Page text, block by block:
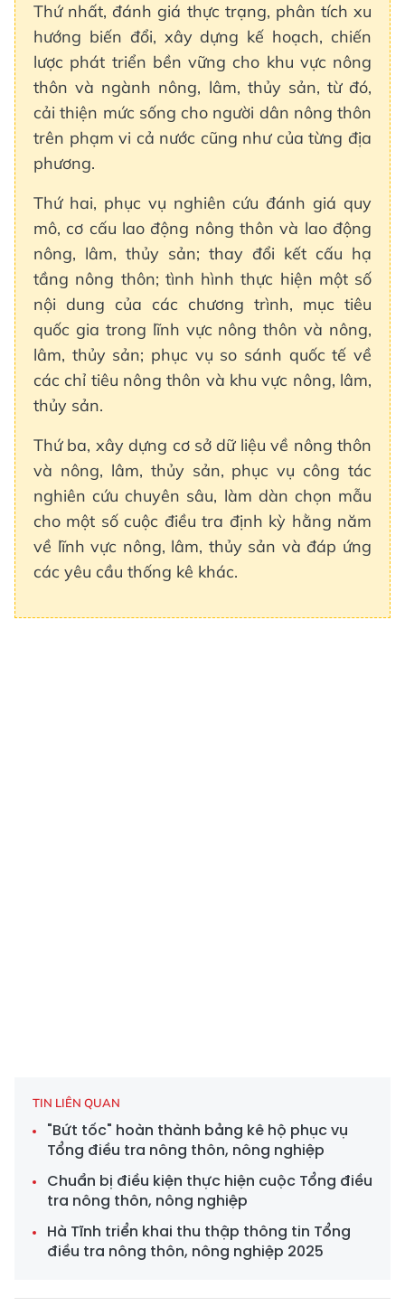
Thứ nhất, đánh giá thực trạng, phân tích xu
hướng biến đổi, xây dựng kế hoạch, chiến
lược phát triển bền vững cho khu vực nông
thôn và ngành nông, lâm, thủy sản, từ đó,
cải thiện mức sống cho người dân nông thôn
trên phạm vi cả nước cũng như của từng địa
phương.
Thứ hai, phục vụ nghiên cứu đánh giá quy
mô, cơ cấu lao động nông thôn và lao động
nông, lâm, thủy sản; thay đổi kết cấu hạ
tầng nông thôn; tình hình thực hiện một số
nội dung của các chương trình, mục tiêu
quốc gia trong lĩnh vực nông thôn và nông,
lâm, thủy sản; phục vụ so sánh quốc tế về
các chỉ tiêu nông thôn và khu vực nông, lâm,
thủy sản.
Thứ ba, xây dựng cơ sở dữ liệu về nông thôn
và nông, lâm, thủy sản, phục vụ công tác
nghiên cứu chuyên sâu, làm dàn chọn mẫu
cho một số cuộc điều tra định kỳ hằng năm
về lĩnh vực nông, lâm, thủy sản và đáp ứng
các yêu cầu thống kê khác.
TIN LIÊN QUAN
"Bứt tốc" hoàn thành bảng kê hộ phục vụ
Tổng điều tra nông thôn, nông nghiệp
Chuẩn bị điều kiện thực hiện cuộc Tổng điều
tra nông thôn, nông nghiệp
Hà Tĩnh triển khai thu thập thông tin Tổng
điều tra nông thôn, nông nghiệp 2025